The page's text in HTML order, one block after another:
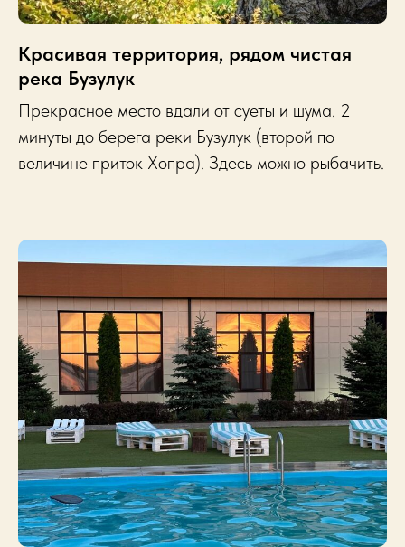
Красивая территория, рядом чистая
река Бузулук
Прекрасное место вдали от суеты и шума. 2
минуты до берега реки Бузулук (второй по
величине приток Хопра). Здесь можно рыбачить.